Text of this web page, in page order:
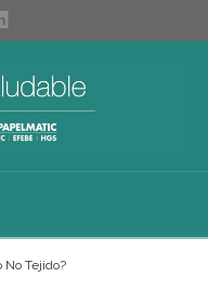
No Tejido?